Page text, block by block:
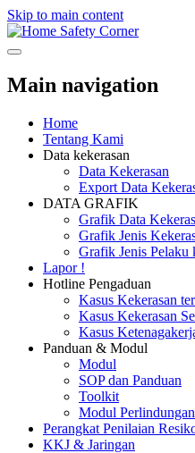
Skip to main content
Safety Corner
Main navigation
Home
Tentang Kami
Data kekerasan
Data Kekerasan
Export Data
DATA GRAFIK
Grafik Data
Grafik Jenis
Grafik Jenis Pelaku
Lapor !
Hotline Pengaduan
Kasus Kekerasan
Kasus Kekerasan
Kasus
Panduan & Modul
Modul
SOP dan Panduan
Toolkit
Modul
Perangkat Penilaian
KKJ & Jaringan